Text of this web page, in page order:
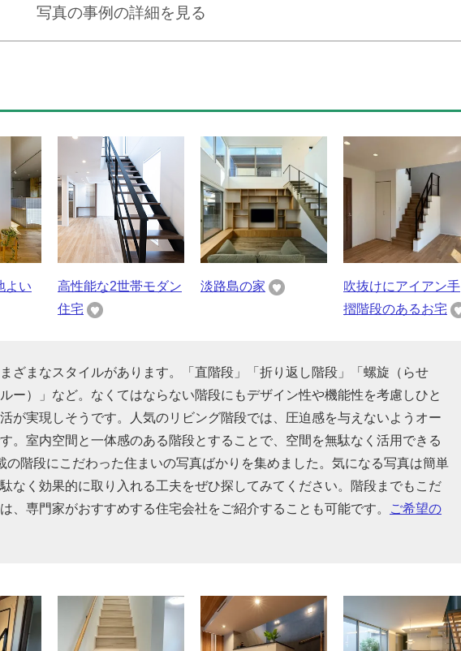
写真の事例の詳細を見る
よい
高性能な2世帯モダン
住宅
淡路島の家
吹抜けにアイアン手
摺階段のあるお宅
ざまなスタイルがあります。「直階段」「折り返し階段」「螺旋（らせ
ー）」など。なくてはならない階段にもデザイン性や機能性を考慮しひと
が実現しそうです。人気のリビング階段では、圧迫感を与えないようオー
。室内空間と一体感のある階段とすることで、空間を無駄なく活用できる
階段にこだわった住まいの写真ばかりを集めました。気になる写真は簡単
なく効果的に取り入れる工夫をぜひ探してみてください。階段までもこだ
、専門家がおすすめする住宅会社をご紹介することも可能です。
ご希望の